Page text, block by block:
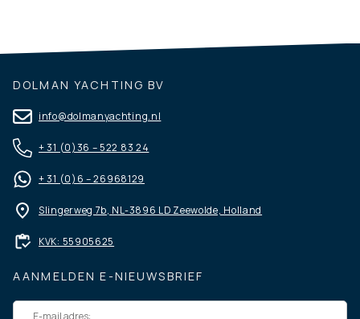
DOLMAN YACHTING BV
info@dolmanyachting.nl
+ 31 (0)36 – 522 83 24
+ 31 (0)6 – 26968129
Slingerweg 7b, NL-3896 LD Zeewolde, Holland
KVK: 55905625
AANMELDEN E-NIEUWSBRIEF